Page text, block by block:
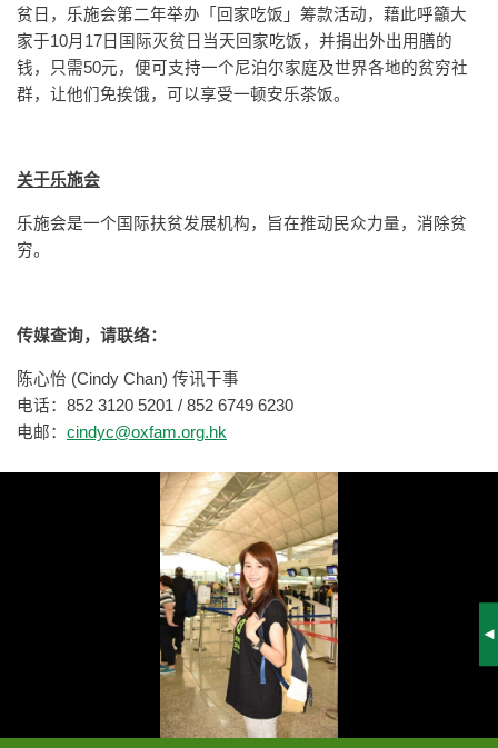
贫日，乐施会第二年举办「回家吃饭」筹款活动，藉此呼籲大
家于10月17日国际灭贫日当天回家吃饭，并捐出外出用膳的
钱，只需50元，便可支持一个尼泊尔家庭及世界各地的贫穷社
群，让他们免挨饿，可以享受一顿安乐茶饭。
关于乐施会
乐施会是一个国际扶贫发展机构，旨在推动民众力量，消除贫
穷。
传媒查询，请联络：
陈心怡 (Cindy Chan) 传讯干事
电话：852 3120 5201 / 852 6749 6230
电邮： cindyc@oxfam.org.hk